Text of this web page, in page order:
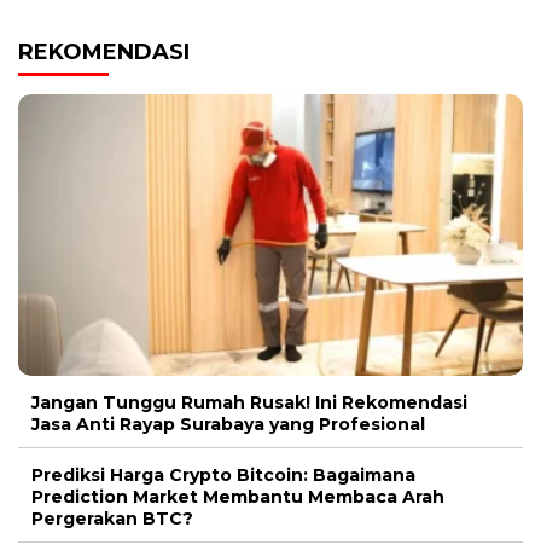
REKOMENDASI
Jangan Tunggu Rumah Rusak! Ini Rekomendasi
Jasa Anti Rayap Surabaya yang Profesional
Prediksi Harga Crypto Bitcoin: Bagaimana
Prediction Market Membantu Membaca Arah
Pergerakan BTC?